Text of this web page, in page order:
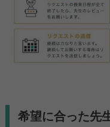
希望に合った先